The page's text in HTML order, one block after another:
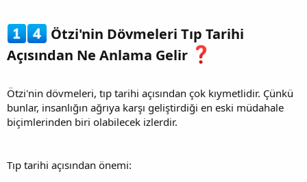
Ötzi'nin Dövmeleri Tıp Tarihi
Açısından Ne Anlama Gelir
Ötzi'nin dövmeleri, tıp tarihi açısından çok kıymetlidir. Çünkü
bunlar, insanlığın ağrıya karşı geliştirdiği en eski müdahale
biçimlerinden biri olabilecek izlerdir.
Tıp tarihi açısından önemi: